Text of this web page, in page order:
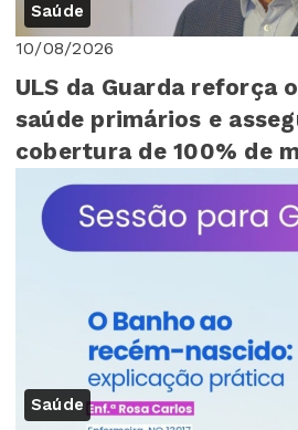
Saúde
10/08/2026
ULS da Guarda reforça
saúde primários e
cobertura de 100% de
família na maiori...
Saúde